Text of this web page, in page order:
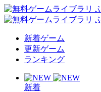
新着ゲーム
更新ゲーム
ランキング
新着